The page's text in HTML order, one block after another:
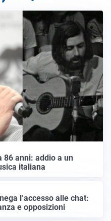
86 anni: addio a un
italiana
l’accesso alle chat:
e opposizioni